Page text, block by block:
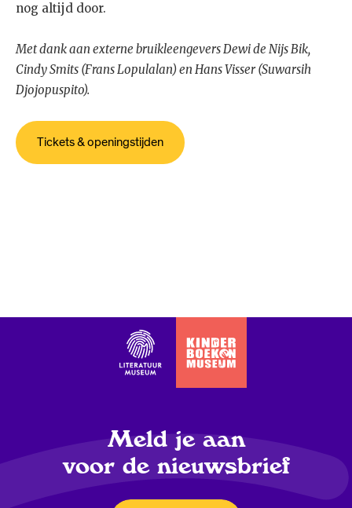
nog altijd door.
Met dank aan externe bruikleengevers Dewi de Nijs Bik,
Cindy Smits (Frans Lopulalan) en Hans Visser (Suwarsih
Djojopuspito).​
Meld je aan
voor de nieuwsbrief